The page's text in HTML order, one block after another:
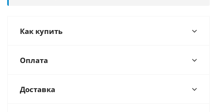
Как купить
Оплата
Доставка